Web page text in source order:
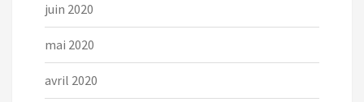
juin 2020
mai 2020
avril 2020